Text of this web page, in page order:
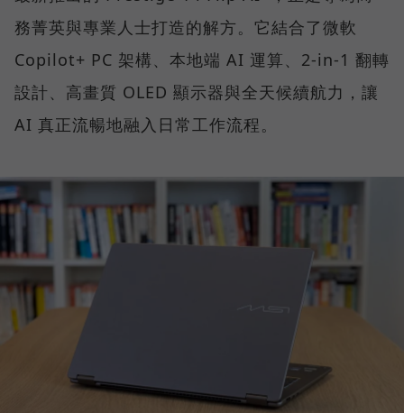
務菁英與專業人士打造的解方。它結合了微軟
Copilot+ PC 架構、本地端 AI 運算、2-in-1 翻轉
設計、高畫質 OLED 顯示器與全天候續航力，讓
AI 真正流暢地融入日常工作流程。